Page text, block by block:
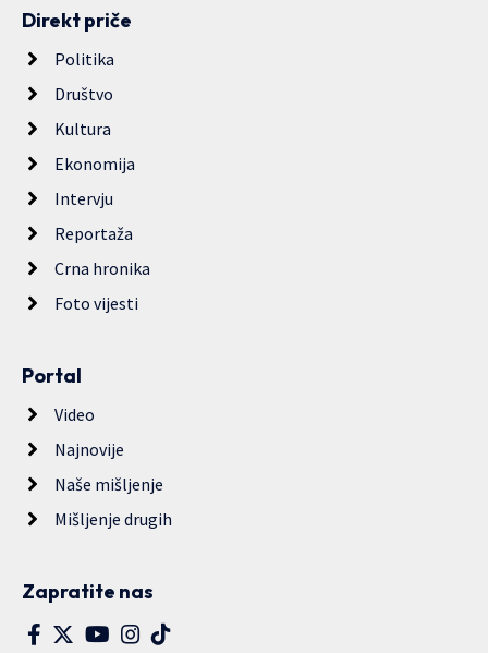
Direkt priče
Politika
Društvo
Kultura
Ekonomija
Intervju
Reportaža
Crna hronika
Foto vijesti
Portal
Video
Najnovije
Naše mišljenje
Mišljenje drugih
Zapratite nas